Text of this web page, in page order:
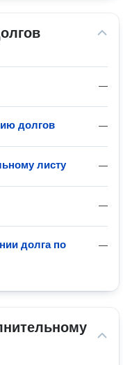
—
—
долгов
—
листу
—
—
долга по